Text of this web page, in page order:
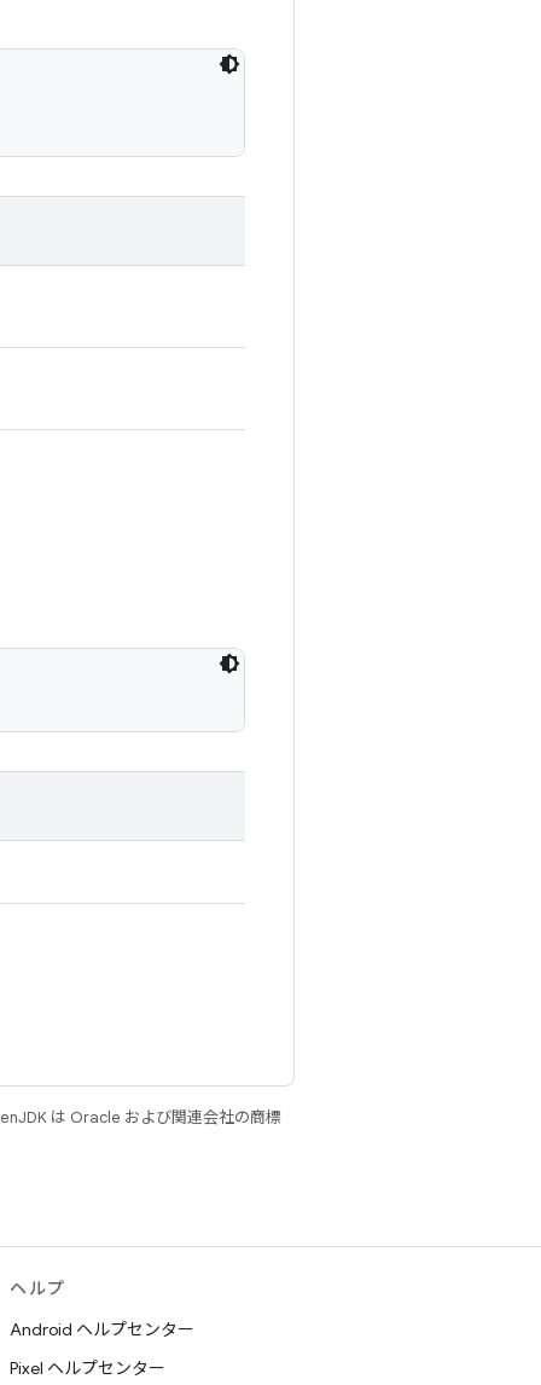
は Oracle および関連会社の商標
ヘルプ
Android ヘルプセンター
Pixel ヘルプセンター